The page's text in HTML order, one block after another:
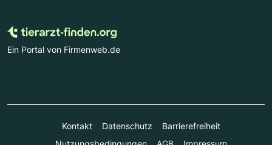
Ein Portal von Firmenweb.de
Kontakt Datenschutz
Barrierefreiheit